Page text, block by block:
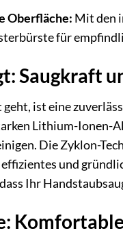
Oberfläche: Mit den
für
Saugkraft
ist eine
Lithium-Ionen-
Die Zyklon-
und
Ihr